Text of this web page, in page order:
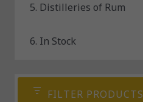
5. Distilleries of Rum
6. In Stock
FILTER PRODUCTS